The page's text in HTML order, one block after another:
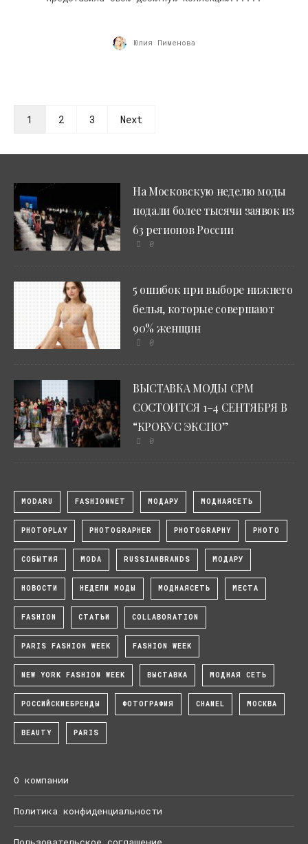
Юлия Пименова
1 2 3 Next
На Московскую неделю моды
подали более тысячи заявок из
63 регионов России
0
5 ошибок при выборе нижнего
белья, которые совершают
90% женщин
0
ВЫСТАВКА МОДЫ CPM
СОСТОИТСЯ 1–4 СЕНТЯБРЯ В
“КРОКУС ЭКСПО”
0
MODARU FASHIONNET МОДАРУ МОДНАЯСЕТЬ
PHOTOPLAY PHOTOGRAPHER PHOTOGRAPHY PHOTO
СОБЫТИЯ MODA RUSSIANBRANDS МОДАРУ
НОВОСТИ НЕДЕЛИ МОДЫ МОДНАЯСЕТЬ МЕСТА
FASHION СТАТЬИ COLLABORATION
PARIS FASHION WEEK FASHION WEEK
NEW YORK FASHION WEEK ВЫСТАВКА МОДНАЯ СЕТЬ
РОССИЙСКИЕБРЕНДЫ ФОТОГРАФИЯ CHANEL МОСКВА
BEAUTY PARIS
О компании
Политика конфиденциальности